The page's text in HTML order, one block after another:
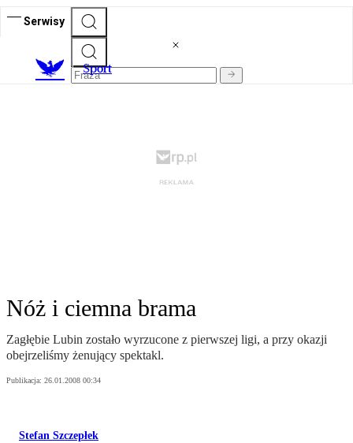
Serwisy
Sport
Nóż i ciemna brama
Zagłębie Lubin zostało wyrzucone z pierwszej ligi, a przy okazji
obejrzeliśmy żenujący spektakl.
Publikacja: 26.01.2008 00:34
Stefan Szczepłek